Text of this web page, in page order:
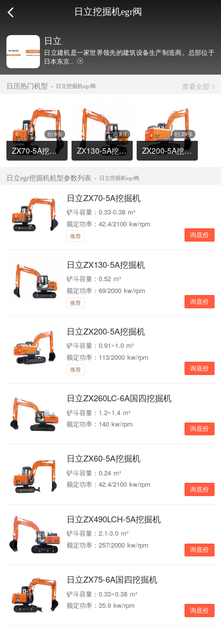
日立挖掘机egr阀
日立
日立建机是一家世界领先的建筑设备生产制造商。总部位于
日本东京...
日历热门机型 日立挖掘机egr阀 查看全部
6张
ZX70-5A挖掘机
8张
ZX130-5A挖掘机
29张
ZX200-5A挖掘机
日立egr挖掘机机型参数列表 日立挖掘机egr阀
日立ZX70-5A挖掘机
铲斗容量：0.33-0.38 m³
额定功率：42.4/2100 kw/rpm
推荐 询底价
日立ZX130-5A挖掘机
铲斗容量：0.52 m³
额定功率：69/2000 kw/rpm
推荐 询底价
日立ZX200-5A挖掘机
铲斗容量：0.91~1.0 m³
额定功率：113/2000 kw/rpm
推荐 询底价
日立ZX260LC-6A国四挖掘机
铲斗容量：1.2~1.4 m³
额定功率：140 kw/rpm
询底价
日立ZX60-5A挖掘机
铲斗容量：0.24 m³
额定功率：42.4/2100 kw/rpm
询底价
日立ZX490LCH-5A挖掘机
铲斗容量：2.1-3.0 m³
额定功率：257/2000 kw/rpm
询底价
日立ZX75-6A国四挖掘机
铲斗容量：0.33~0.38 m³
额定功率：35.9 kw/rpm
询底价